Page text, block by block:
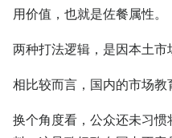
用价值，也就是佐餐属性。
两种打法逻辑，是因本土市
相比较而言，国内的市场教
换个角度看，公众还未习